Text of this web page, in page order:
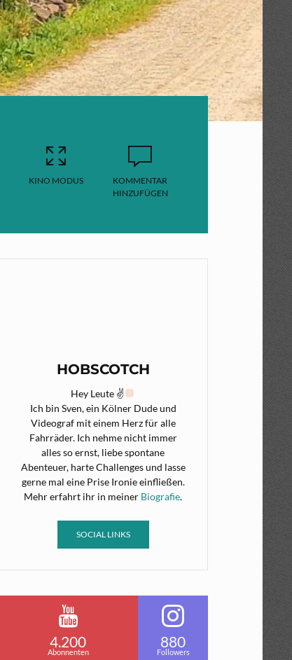
KINO MODUS
KOMMENTAR
HINZUFÜGEN
HOBSCOTCH
Hey Leute ✌
Ich bin Sven, ein Kölner Dude und
Videograf mit einem Herz für alle
Fahrräder. Ich nehme nicht immer
alles so ernst, liebe spontane
Abenteuer, harte Challenges und lasse
gerne mal eine Prise Ironie einfließen.
Mehr erfahrt ihr in meiner Biografie.
SOCIAL LINKS
4.200
Abonnenten
880
Followers